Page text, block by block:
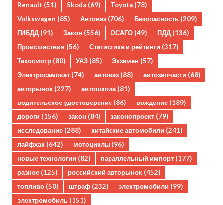
Renault (51) Skoda (69) Toyota (78)
Volkswagen (85) Автоваз (706) Безопасность (209)
ГИБДД (91) Закон (556) ОСАГО (49) ПДД (136)
Происшествия (56) Статистика и рейтинги (317)
Техосмотр (80) УАЗ (85) Экзамен (57)
Электросамокат (74) автоваз (88) автозапчасти (68)
авторынок (227) автошкола(81)
водительское удостоверение (86) вождение (189)
дороги (156) закон (84) законопроект (79)
исследование (288) китайские автомобили (241)
лайфхак (642) мотоциклы (96)
новые технологии (82) параллельный импорт (177)
разное (125) российский авторынок (452)
топливо (50) штраф (232) электромобили (99)
электромобиль (151)